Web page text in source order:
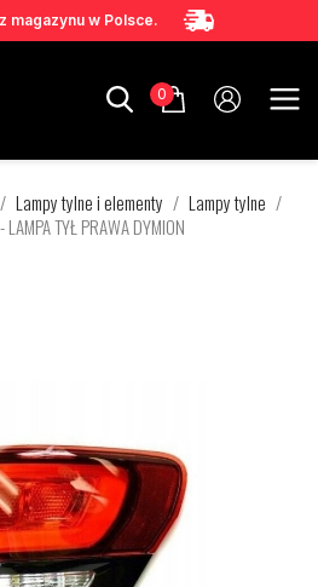
magazynu w Polsce.
0
Lampy tylne i elementy
Lampy tylne
LAMPA TYŁ PRAWA DYMION